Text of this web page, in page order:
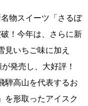
物スイーツ「さるぼ
！今年は、さらに新
見いちご味に加え
発売し、大好評！
騨高山を代表するお
を形取ったアイスク